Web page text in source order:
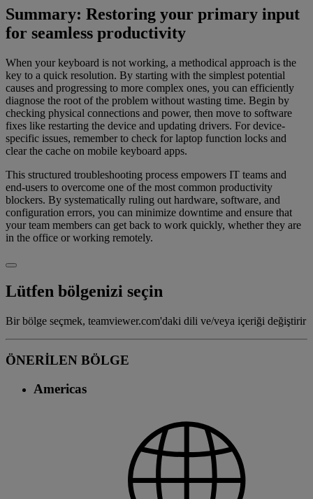
Summary: Restoring your primary input
for seamless productivity
When your keyboard is not working, a methodical approach is the
key to a quick resolution. By starting with the simplest potential
causes and progressing to more complex ones, you can efficiently
diagnose the root of the problem without wasting time. Begin by
checking physical connections and power, then move to software
fixes like restarting the device and updating drivers. For device-
specific issues, remember to check for laptop function locks and
clear the cache on mobile keyboard apps.
This structured troubleshooting process empowers IT teams and
end-users to overcome one of the most common productivity
blockers. By systematically ruling out hardware, software, and
configuration errors, you can minimize downtime and ensure that
your team members can get back to work quickly, whether they are
in the office or working remotely.
Lütfen bölgenizi seçin
Bir bölge seçmek, teamviewer.com'daki dili ve/veya içeriği değiştirir
ÖNERİLEN BÖLGE
Americas